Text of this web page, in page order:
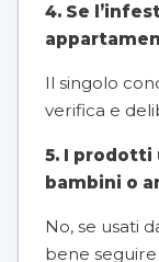
4. Se
Il singolo
verifica e
5. I prodotti
bambini o
No, se usati
bene